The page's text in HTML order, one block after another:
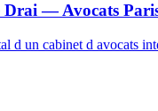
Drai — Avocats
d un cabinet d avocats